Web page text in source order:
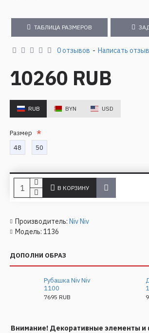
ТАБЛИЦА РАЗМЕРОВ
Производитель: Niv Niv
Модель: 1136
0 отзывов - Написать отзыв
10260 RUB
RUB BYN USD
Размер
48
50
В КОРЗИНУ
ДОПОЛНИ ОБРАЗ
Рубашка Niv Niv
1100
7695 RUB
Внимание! Декоративные элементы и